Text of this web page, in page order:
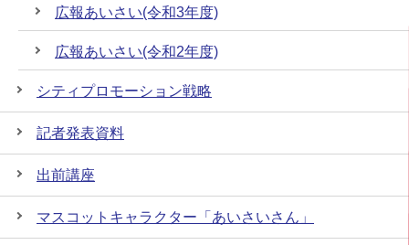
広報あいさい(令和3年度)
広報あいさい(令和2年度)
シティプロモーション戦略
記者発表資料
出前講座
マスコットキャラクター「あいさいさん」